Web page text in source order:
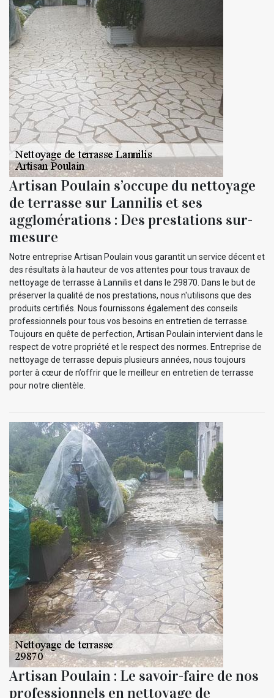
Artisan Poulain s’occupe du nettoyage
de terrasse sur Lannilis et ses
agglomérations : Des prestations sur-
mesure
Notre entreprise Artisan Poulain vous garantit un service décent et
des résultats à la hauteur de vos attentes pour tous travaux de
nettoyage de terrasse à Lannilis et dans le 29870. Dans le but de
préserver la qualité de nos prestations, nous n'utilisons que des
produits certifiés. Nous fournissons également des conseils
professionnels pour tous vos besoins en entretien de terrasse.
Toujours en quête de perfection, Artisan Poulain intervient dans le
respect de votre propriété et le respect des normes. Entreprise de
nettoyage de terrasse depuis plusieurs années, nous toujours
porter à cœur de n’offrir que le meilleur en entretien de terrasse
pour notre clientèle.
Artisan Poulain : Le savoir-faire de nos
professionnels en nettoyage de